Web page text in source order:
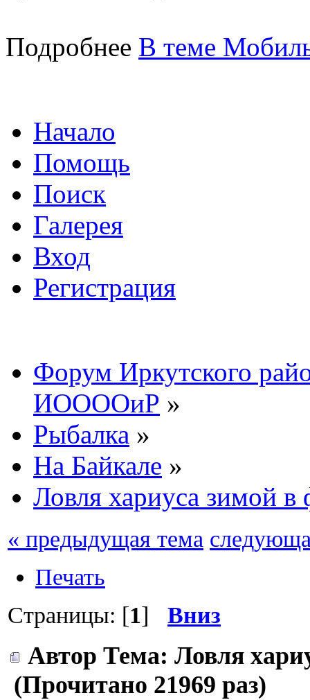
Подробнее В теме
Начало
Помощь
Поиск
Галерея
Вход
Регистрация
Форум Иркутского
ИООООиР »
Рыбалка »
На Байкале »
Ловля хариуса зимой в
« предыдущая тема
Печать
Страницы: [1] Вниз
Автор Тема: Ловля
(Прочитано 21969 раз)